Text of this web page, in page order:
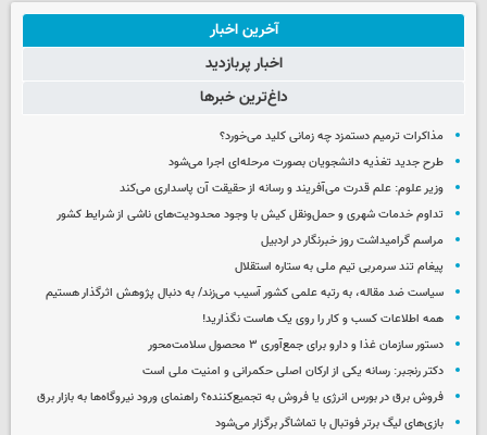
آخرین اخبار
اخبار پربازدید
داغ‌ترین خبرها
مذاکرات ترمیم دستمزد چه زمانی کلید می‌خورد؟
طرح جدید تغذیه دانشجویان بصورت مرحله‌ای اجرا می‌شود
وزیر علوم: علم قدرت می‌آفریند و رسانه از حقیقت آن پاسداری می‌کند
تداوم خدمات شهری و حمل‌ونقل کیش با وجود محدودیت‌های ناشی از شرایط کشور
مراسم گرامیداشت روز خبرنگار در اردبیل
پیغام تند سرمربی تیم ملی به ستاره استقلال
سیاست ضد مقاله، به رتبه علمی کشور آسیب می‌زند/ به دنبال پژوهش اثرگذار هستیم
همه اطلاعات کسب‌ و کار را روی یک هاست نگذارید!
دستور سازمان غذا و دارو برای جمع‌آوری ۳ محصول سلامت‌محور
دکتر رنجبر: رسانه یکی از ارکان اصلی حکمرانی و امنیت ملی است
فروش برق در بورس انرژی یا فروش به تجمیع‌کننده؟ راهنمای ورود نیروگاه‌ها به بازار برق
بازی‌های لیگ برتر فوتبال با تماشاگر برگزار می‌شود